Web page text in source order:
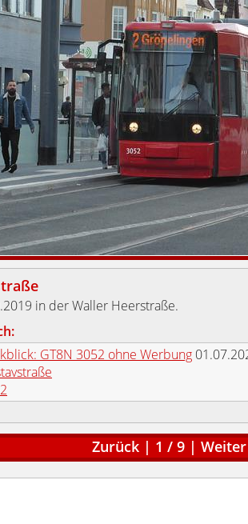
in der Waller Heerstraße.
GT8N 3052 ohne Werbung
Zurück | 1 / 9 | Weiter